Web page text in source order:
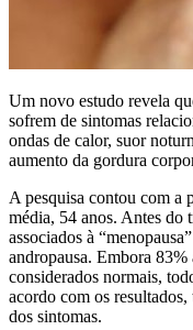
Um novo estudo revela
sofrem de sintomas
ondas de calor, suor
aumento da gordura
A pesquisa contou com a
média, 54 anos. Antes do
associados à
andropausa. Embora 83%
considerados normais,
acordo com os
dos sintomas.